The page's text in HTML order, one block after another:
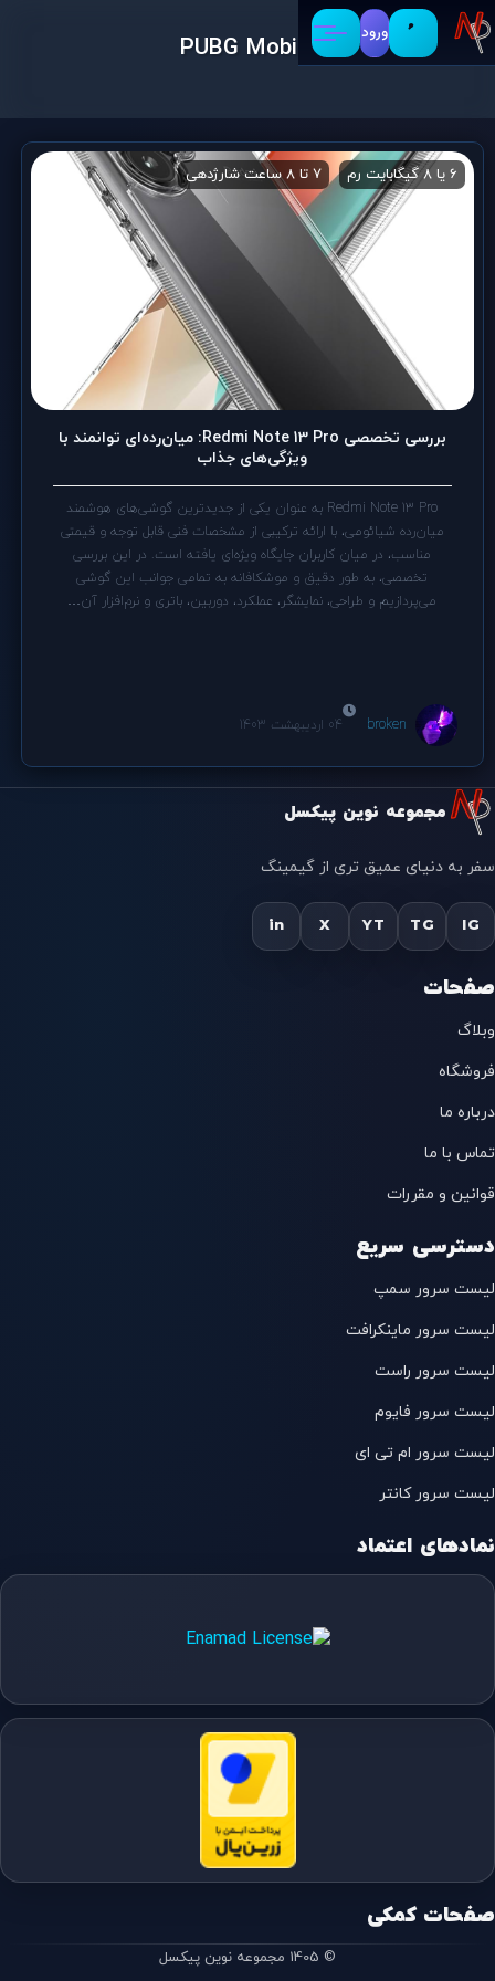
ورود PUBG Mobile
6 یا 8 گیگابایت رم 7 تا 8 ساعت شارژدهی Call of Duty: Mobile
بررسی تخصصی Redmi Note 13 Pro: میان‌رده‌ای توانمند با
ویژگی‌های جذاب
Redmi Note 13 Pro به عنوان یکی از جدیدترین گوشی‌های هوشمند
میان‌رده شیائومی، با ارائه ترکیبی از مشخصات فنی قابل توجه و قیمتی
مناسب، در میان کاربران جایگاه ویژه‌ای یافته است. در این بررسی
تخصصی، به طور دقیق و موشکافانه به تمامی جوانب این گوشی
می‌پردازیم و طراحی، نمایشگر، عملکرد، دوربین، باتری و نرم‌افزار آن…
broken 04 اردیبهشت 1403
مجموعه نوین پیکسل
سفر به دنیای عمیق تری از گیمینگ
IG
TG
YT
X
in
صفحات
وبلاگ
فروشگاه
درباره ما
تماس با ما
قوانین و مقررات
دسترسی سریع
لیست سرور سمپ
لیست سرور ماینکرافت
لیست سرور راست
لیست سرور فایوم
لیست سرور ام تی ای
لیست سرور کانتر
نمادهای اعتماد
صفحات کمکی
© 1405 مجموعه نوین پیکسل